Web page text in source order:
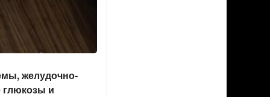
желудочно-
глюкозы и